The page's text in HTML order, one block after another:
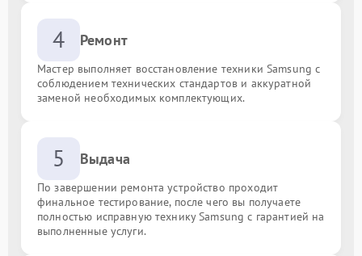
4 Ремонт
Мастер выполняет восстановление техники Samsung с
соблюдением технических стандартов и аккуратной
заменой необходимых комплектующих.
5 Выдача
По завершении ремонта устройство проходит
финальное тестирование, после чего вы получаете
полностью исправную технику Samsung с гарантией на
выполненные услуги.